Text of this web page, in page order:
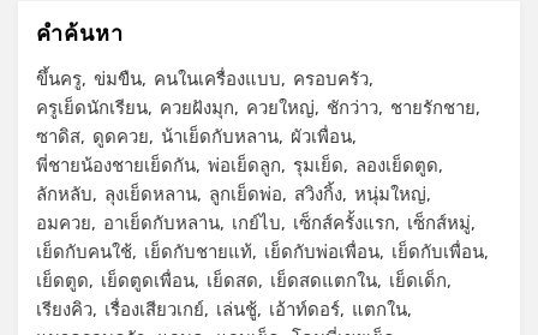
คำค้นหา
ขึ้นครู ข่มขืน คนในเครื่องแบบ
ครอบครัว
ครูเย็ดนักเรียน
ควยฝังมุก ควยใหญ่ ชักว่าว
ชายรักชาย
ซาดิส
ดูดควย น้าเย็ดกับหลาน
ผัวเพื่อน
พี่ชายน้องชายเย็ดกัน พ่อเย็ดลูก รุมเย็ด
ลองเย็ดตูด
ลักหลับ
ลุงเย็ดหลาน ลูกเย็ดพ่อ สวิงกิ้ง หนุ่มใหญ่
อมควย
อาเย็ดกับหลาน เกย์ไบ เซ็กส์ครั้งแรก
เซ็กส์หมู่
เย็ดกับคนใช้
เย็ดกับชายแท้ เย็ดกับพ่อเพื่อน
เย็ดกับเพื่อน
เย็ดตูด
เย็ดตูดเพื่อน เย็ดสด เย็ดสดแตกใน
เย็ดเด็ก
เรียงคิว
เรื่องเสียวเกย์ เล่นชู้ เอ้าท์ดอร์
แตกใน